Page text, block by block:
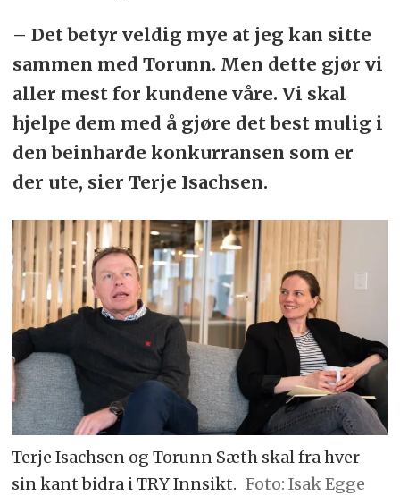
– Det betyr veldig mye at jeg kan sitte
sammen med Torunn. Men dette gjør vi
aller mest for kundene våre. Vi skal
hjelpe dem med å gjøre det best mulig i
den beinharde konkurransen som er
der ute, sier Terje Isachsen.
Terje Isachsen og Torunn Sæth skal fra hver
sin kant bidra i TRY Innsikt. Foto: Isak Egge